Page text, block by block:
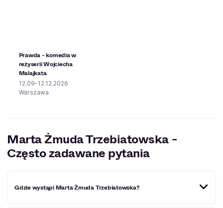
Prawda - komedia w
reżyserii Wojciecha
Malajkata
12.09-12.12.2026
Warszawa
Marta Żmuda Trzebiatowska -
Często zadawane pytania
Gdzie wystąpi Marta Żmuda Trzebiatowska?